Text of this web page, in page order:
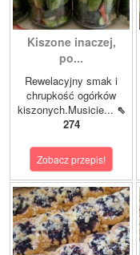
Kiszone inaczej,
po...
Rewelacyjny smak i
chrupkość ogórków
kiszonych.Musicie... ⇖
274
Zobacz przepis!